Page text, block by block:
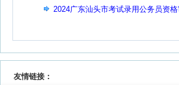
项公告
2024广东汕头市考试录用公务员资
友情链接：